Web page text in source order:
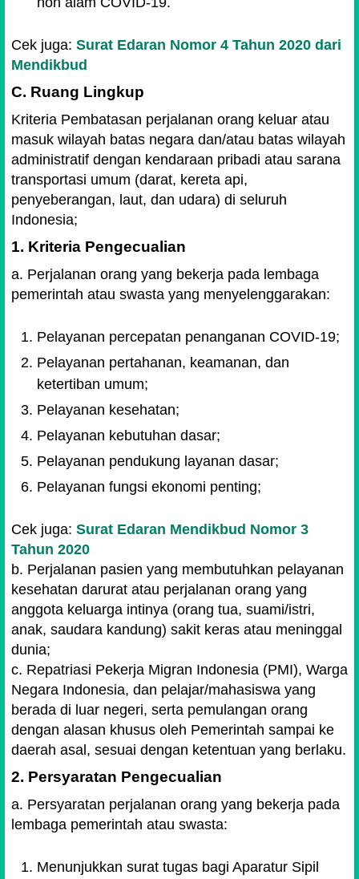
Cek juga: Surat Edaran Nomor 4 Tahun 2020 dari
Mendikbud
C. Ruang Lingkup
Kriteria Pembatasan perjalanan orang keluar atau
masuk wilayah batas negara dan/atau batas wilayah
administratif dengan kendaraan pribadi atau sarana
transportasi umum (darat, kereta api,
penyeberangan, laut, dan udara) di seluruh
Indonesia;
1. Kriteria Pengecualian
a. Perjalanan orang yang bekerja pada lembaga
pemerintah atau swasta yang menyelenggarakan:
Pelayanan percepatan penanganan COVID-19;
Pelayanan pertahanan, keamanan, dan
ketertiban umum;
Pelayanan kesehatan;
Pelayanan kebutuhan dasar;
Pelayanan pendukung layanan dasar;
Pelayanan fungsi ekonomi penting;
Cek juga: Surat Edaran Mendikbud Nomor 3
Tahun 2020
b. Perjalanan pasien yang membutuhkan pelayanan
kesehatan darurat atau perjalanan orang yang
anggota keluarga intinya (orang tua, suami/istri,
anak, saudara kandung) sakit keras atau meninggal
dunia;
c. Repatriasi Pekerja Migran Indonesia (PMI), Warga
Negara Indonesia, dan pelajar/mahasiswa yang
berada di luar negeri, serta pemulangan orang
dengan alasan khusus oleh Pemerintah sampai ke
daerah asal, sesuai dengan ketentuan yang berlaku.
2. Persyaratan Pengecualian
a. Persyaratan perjalanan orang yang bekerja pada
lembaga pemerintah atau swasta:
Menunjukkan surat tugas bagi Aparatur Sipil